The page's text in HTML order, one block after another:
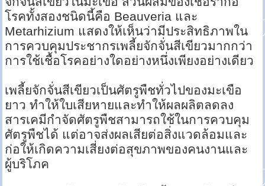
โรคทั้งสองชนิดนี้คือ Beauveria และ
Metarhizium แสดงให้เห็นว่ามีประสิทธิภาพใน
การควบคุมประชากรเพลี้ยจักจั่นสีเขียวมากกว่า
การใช้เชื้อโรคอย่างใดอย่างหนึ่งเพียงอย่างเดียว
เพลี้ยจักจั่นสีเขียวเป็นศัตรูพืชทั่วไปของมะเขือ
ยาว ทำให้ใบเสียหายและทำให้ผลผลิตลดลง
สารเคมีกำจัดศัตรูพืชสามารถใช้ในการควบคุม
ศัตรูพืชได้ แต่อาจส่งผลเสียต่อสิ่งแวดล้อมและ
ก่อให้เกิดความเสี่ยงต่อสุขภาพของคนงานและ
ผู้บริโภค